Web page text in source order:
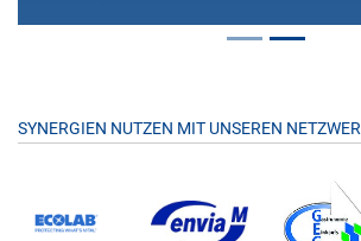
SYNERGIEN NUTZEN MIT UNSEREN